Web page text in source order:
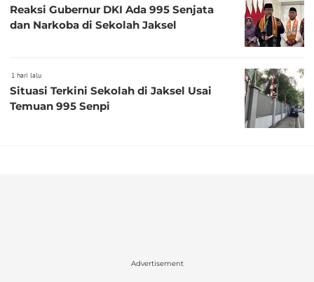
Reaksi Gubernur DKI Ada 995 Senjata
dan Narkoba di Sekolah Jaksel
1 hari lalu
Situasi Terkini Sekolah di Jaksel Usai
Temuan 995 Senpi
Advertisement